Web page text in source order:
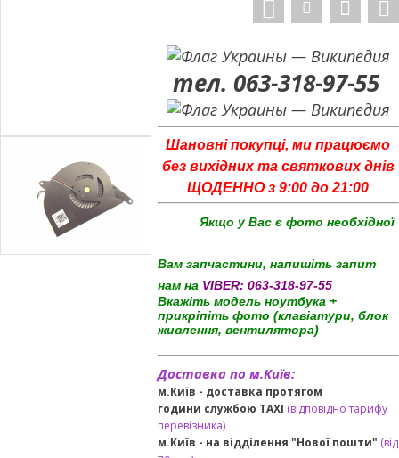
тел. 063-318-97-55
Шановні покупці, ми працюємо
без вихідних та святкових днів
ЩОДЕННО з 9:00 до 21:00
Якщо у Вас є фото необхідної
Вам запчастини, напишіть запит
нам на VIBER: 063-318-97-55
Вкажіть модель ноутбука +
прикріпіть фото (клавіатури, блок
живлення, вентилятора)
Доставка по м.Київ:
м.Київ - доставка протягом
години службою TAXI (відповідно тарифу
перевізника)
м.Київ - на відділення "Нової пошти" (від